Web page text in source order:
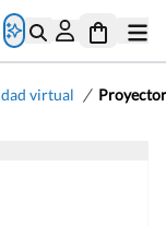
virtual /